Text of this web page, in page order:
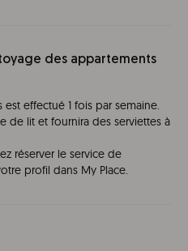
des appartements
effectué 1 fois par semaine.
de lit et fournira des serviettes à
réserver le service de
profil dans My Place.